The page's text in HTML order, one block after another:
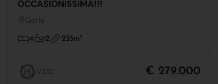
OCCASIONISSIMA!!!
Gorle
4 2 235m2
V332 € 279.000